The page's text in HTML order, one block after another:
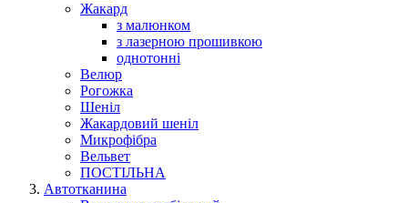
Жакард
з малюнком
з лазерною прошивкою
однотонні
Велюр
Рогожка
Шеніл
Жакардовий шеніл
Микрофібра
Вельвет
ПОСТІЛЬНА
Автотканина